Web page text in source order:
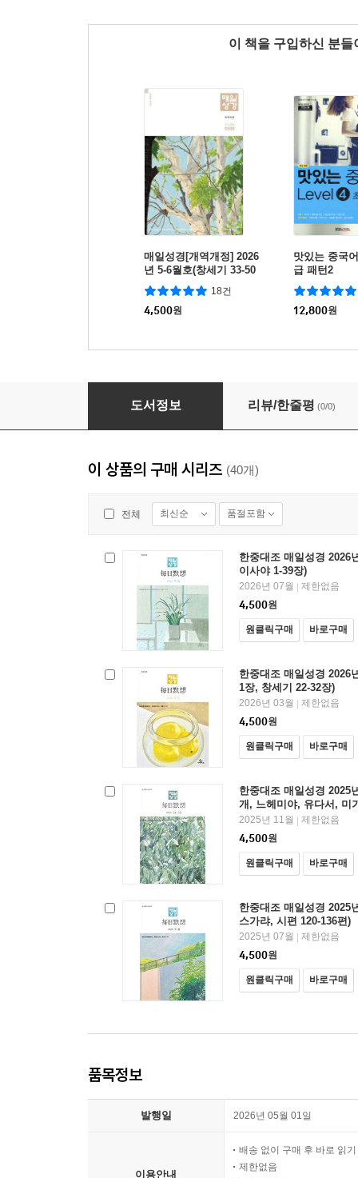
이 책을 구입하신 분
매일성경[개역개정] 2026
년 5-6월호(창세기 33-50
장, 고린도전서)
18건
4,500원
맛있는 중국
급 패턴2
12,800원
한중대조 매일성경 2026년 5-6월호(창세기 33-
도서정보 리뷰/한줄평 (0/0)
이 상품의 구매 시리즈 (40개)
전체 최신순 품절포함
한중대조 매일성경 2026
이사야 1-39장)
2026년 07월 | 제한없음
4,500원
원클릭구매 바로구매
한중대조 매일성경 2026
1장, 창세기 22-32장)
2026년 03월 | 제한없음
4,500원
원클릭구매 바로구매
한중대조 매일성경 2025
개, 느헤미야, 유다서, 미
2025년 11월 | 제한없음
4,500원
원클릭구매 바로구매
한중대조 매일성경 2025
스가랴, 시편 120-136편)
2025년 07월 | 제한없음
4,500원
원클릭구매 바로구매
품목정보
발행일 2026년 05월 01일
이용안내
배송 없이 구매 후 바로 읽기
제한없음